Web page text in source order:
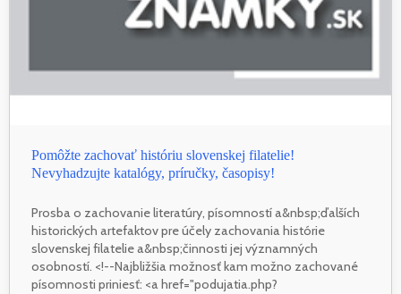
Pomôžte zachovať históriu slovenskej filatelie!
Nevyhadzujte katalógy, príručky, časopisy!
Prosba o zachovanie literatúry, písomností a&nbsp;ďalších
historických artefaktov pre účely zachovania histórie
slovenskej filatelie a&nbsp;činnosti jej významných
osobností. <!--Najbližšia možnosť kam možno zachované
písomnosti priniesť: <a href="podujatia.php?